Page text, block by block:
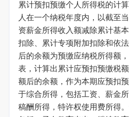
累计预扣预缴个人所得税的计
人在一个纳税年度内，以截至
资薪金所得收入额减除累计基
扣除、累计专项附加扣除和依
后的余额为预缴应纳税所得额
表，计算出累计应预扣预缴税
额后的余额，作为本期应预扣
于综合所得，包括工资、薪金
稿酬所得，特许权使用费所得